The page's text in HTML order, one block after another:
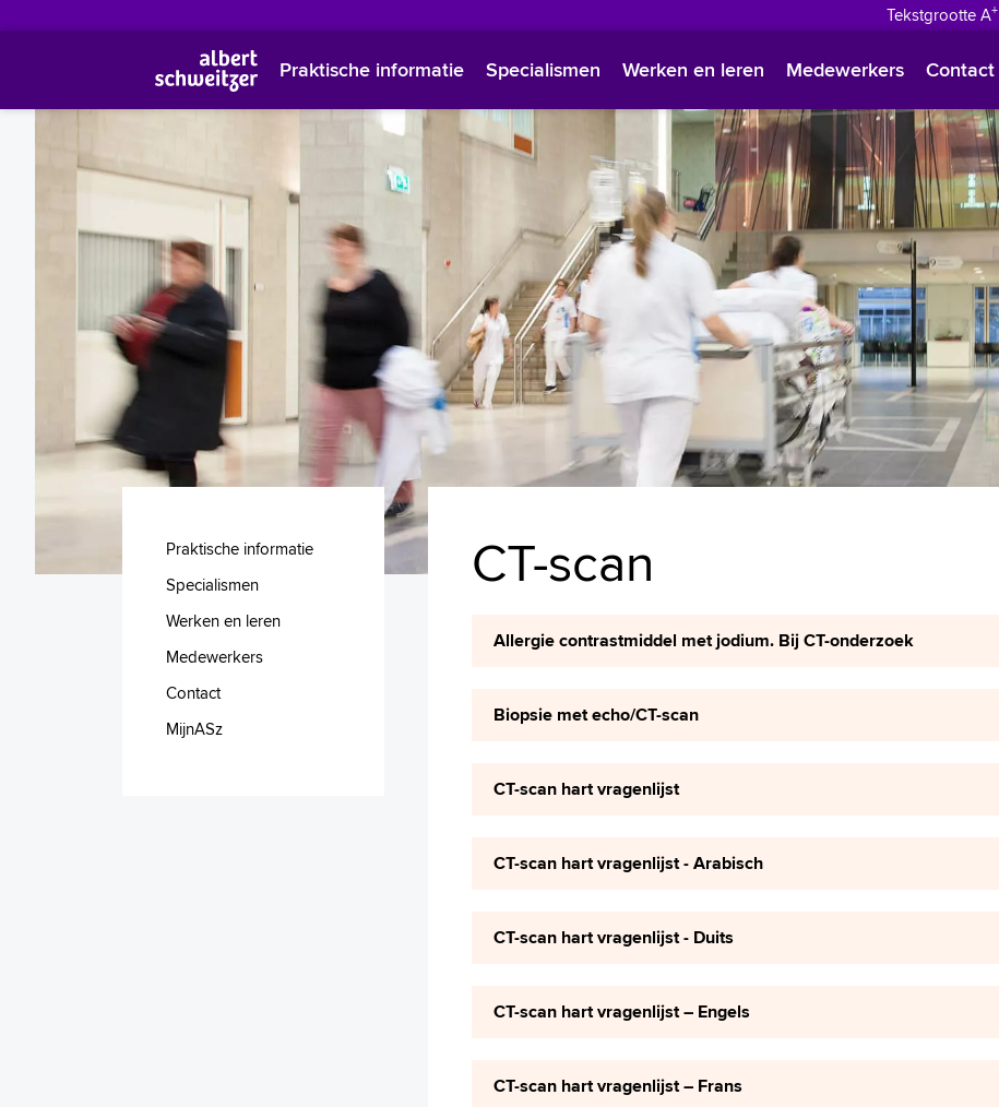
Tekstgrootte A+
Polski
Türkçe
Arabisch
Praktische informatie Specialismen Werken en leren Medewerkers Contact
Praktische informatie
Specialismen
Werken en leren
Medewerkers
Contact
MijnASz
CT-scan
Allergie contrastmiddel met jodium. Bij CT-onderzoek
Biopsie met echo/CT-scan
CT-scan hart vragenlijst
CT-scan hart vragenlijst - Arabisch
CT-scan hart vragenlijst - Duits
CT-scan hart vragenlijst – Engels
CT-scan hart vragenlijst – Frans